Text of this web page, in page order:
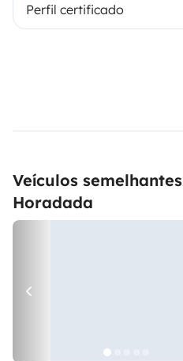
Perfil certificado
Veículos
Horadada